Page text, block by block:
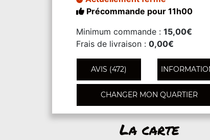
Précommande pour 11h00
Minimum commande : 15,00€
Frais de livraison : 0,00€
AVIS (472)
CHANGER MON QUARTIER
La carte